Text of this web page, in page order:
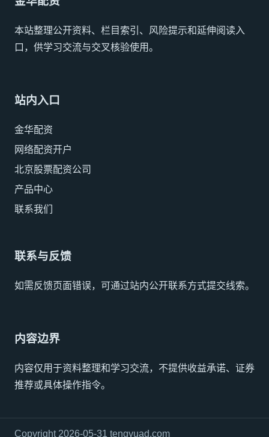
本站整理公开资料、栏目索引、风险提示和延伸阅读入
口，供学习交流与交叉核验使用。
站内入口
金华配资
网络配资开户
北京股票配资公司
产品中心
联系我们
联系与反馈
如需反馈页面错误，可通过站内公开联系方式提交线索。
内容边界
内容仅用于资料整理和学习交流，不提供收益承诺、证券
推荐或具体操作指令。
Copyright 2026-05-31 tengyuad.com